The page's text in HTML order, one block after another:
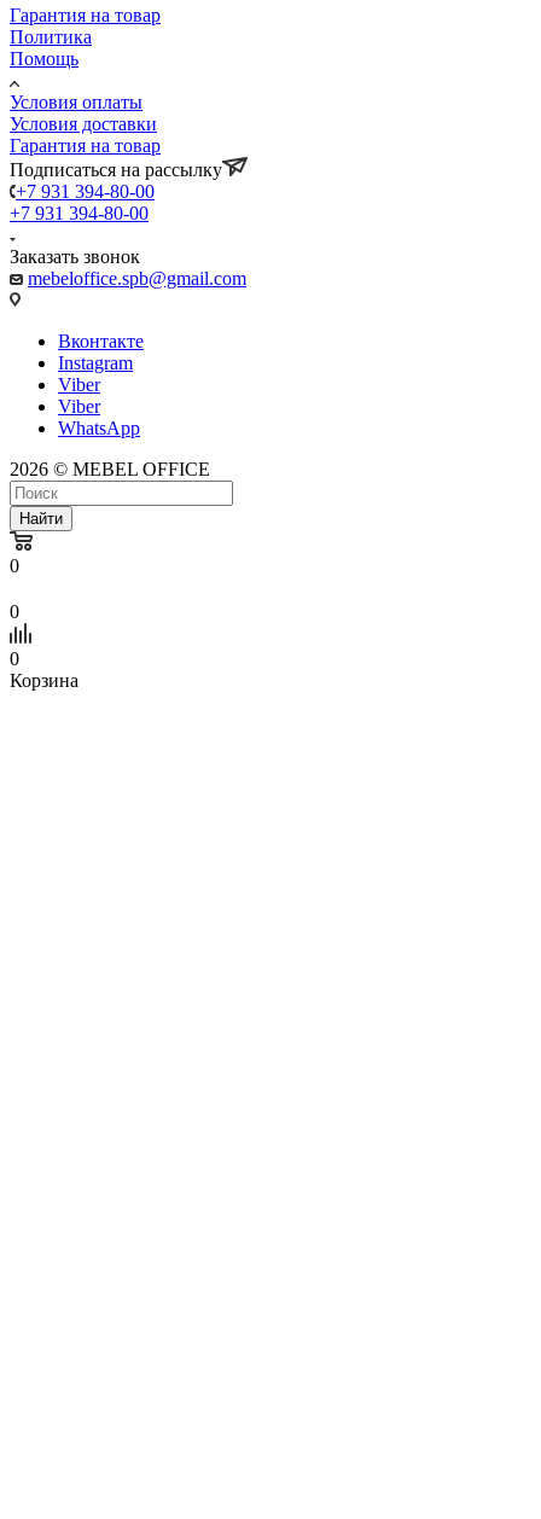
Гарантия на товар
Политика
Помощь
Условия оплаты
Условия доставки
Гарантия на товар
Подписаться на рассылку
+7 931 394-80-00
+7 931 394-80-00
Заказать звонок
mebeloffice.spb@gmail.com
Вконтакте
Instagram
Viber
Viber
WhatsApp
2026 © MEBEL OFFICE
Найти
0
0
0
Корзина